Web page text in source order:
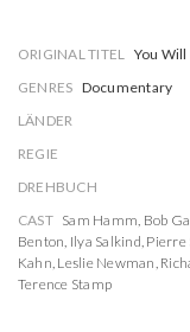
ORIGINAL TITEL You
GENRES Documentary
LÄNDER
REGIE
DREHBUCH
CAST Sam Hamm, Bob
Benton, Ilya Salkind, Pierre
Kahn, Leslie Newman,
Terence Stamp